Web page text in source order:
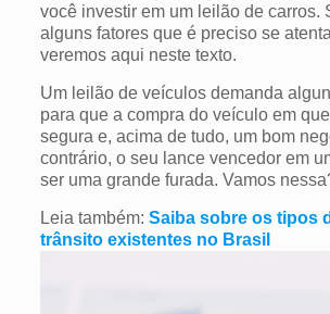
você investir em um leilão de carros.
alguns fatores que é preciso se
veremos aqui neste texto.
Um leilão de veículos demanda
para que a compra do veículo em
segura e, acima de tudo, um bom
contrário, o seu lance vencedor em
ser uma grande furada. Vamos
Leia também: Saiba sobre os tipos
trânsito existentes no Brasil